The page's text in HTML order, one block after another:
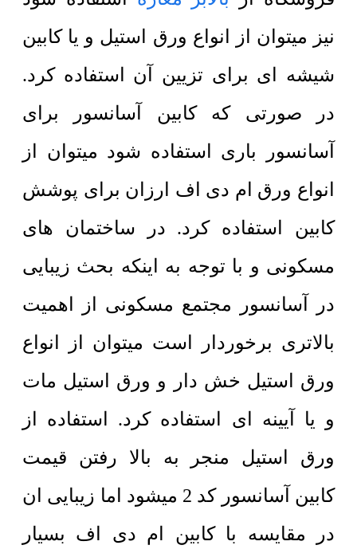
نیز میتوان از انواع ورق استیل و یا کابین
شیشه ای برای تزیین آن استفاده کرد.
در صورتی که کابین آسانسور برای
آسانسور باری استفاده شود میتوان از
انواع ورق ام دی اف ارزان برای پوشش
کابین استفاده کرد. در ساختمان های
مسکونی و با توجه به اینکه بحث زیبایی
در آسانسور مجتمع مسکونی از اهمیت
بالاتری برخوردار است میتوان از انواع
ورق استیل خش دار و ورق استیل مات
و یا آیینه ای استفاده کرد. استفاده از
ورق استیل منجر به بالا رفتن قیمت
کابین آسانسور کد 2 میشود اما زیبایی ان
در مقایسه با کابین ام دی اف بسیار